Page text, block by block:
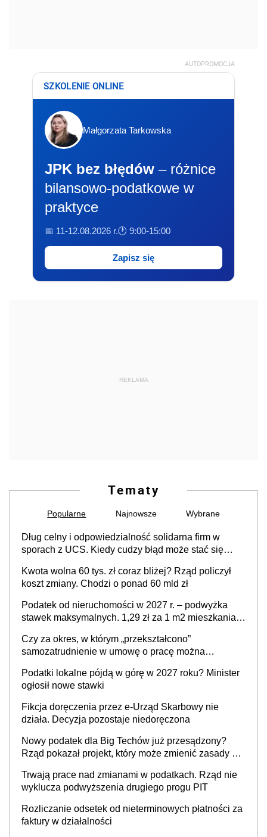
AUTOPROMOCJA
SZKOLENIE ONLINE
Małgorzata Tarkowska
JPK bez błędów – różnice
bilansowo-podatkowe w
praktyce
📅 11-12.08.2026 r.🕐 9:00-15:00
Zapisz się
REKLAMA
Tematy
Popularne Najnowsze Wybrane
Dług celny i odpowiedzialność solidarna firm w
sporach z UCS. Kiedy cudzy błąd może stać się
Kwota wolna 60 tys. zł coraz bliżej? Rząd policzył
koszt zmiany. Chodzi o ponad 60 mld zł
Podatek od nieruchomości w 2027 r. – podwyżka
stawek maksymalnych. 1,29 zł za 1 m2 mieszkania,
prowadzeniem działalności gospodarczej
Czy za okres, w którym „przekształcono”
samozatrudnienie w umowę o pracę można
cywilnoprawnej jedynym racjonalnym wyjściem
Podatki lokalne pójdą w górę w 2027 roku? Minister
ogłosił nowe stawki
Fikcja doręczenia przez e-Urząd Skarbowy nie
działa. Decyzja pozostaje niedoręczona
Nowy podatek dla Big Techów już przesądzony?
Rząd pokazał projekt, który może zmienić zasady gry
Trwają prace nad zmianami w podatkach. Rząd nie
wyklucza podwyższenia drugiego progu PIT
Rozliczanie odsetek od nieterminowych płatności za
faktury w działalności